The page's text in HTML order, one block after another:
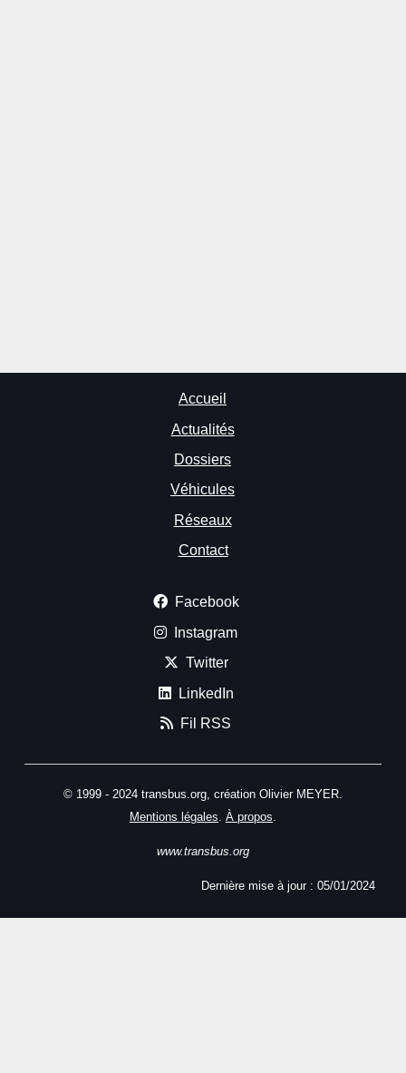
Accueil
Actualités
Dossiers
Véhicules
Réseaux
Contact
Facebook
Instagram
Twitter
LinkedIn
Fil RSS
© 1999 - 2024 transbus.org, création Olivier MEYER.
Mentions légales À propos
www.transbus.org
Dernière mise à jour :05/01/2024